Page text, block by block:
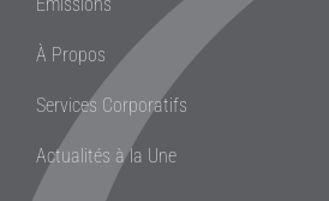
À Propos
Services Corporatifs
Actualités à la Une